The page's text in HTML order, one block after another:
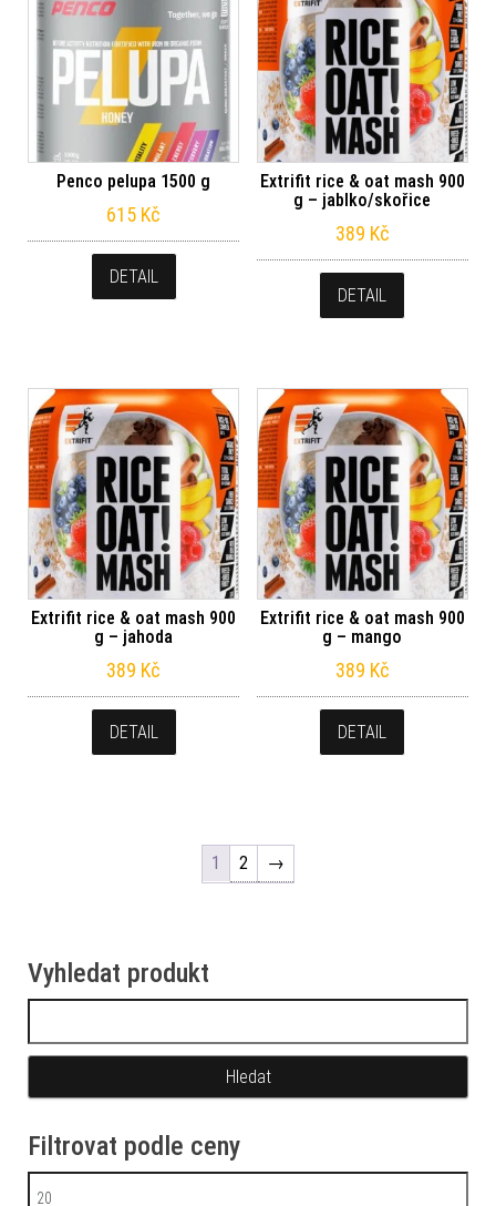
Penco pelupa 1500 g
615 Kč
DETAIL
Extrifit rice & oat mash 900
g – jablko/skořice
389 Kč
DETAIL
Extrifit rice & oat mash 900
g – jahoda
389 Kč
DETAIL
Extrifit rice & oat mash 900
g – mango
389 Kč
DETAIL
1 2 →
Vyhledat produkt
Filtrovat podle ceny
Minimální cena